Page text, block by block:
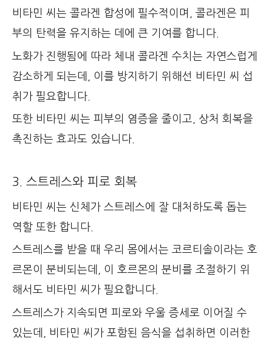
비타민 씨는 콜라겐 합성에 필수적이며, 콜라겐은 피
부의 탄력을 유지하는 데에 큰 기여를 합니다.
노화가 진행됨에 따라 체내 콜라겐 수치는 자연스럽게
감소하게 되는데, 이를 방지하기 위해선 비타민 씨 섭
취가 필요합니다.
또한 비타민 씨는 피부의 염증을 줄이고, 상처 회복을
촉진하는 효과도 있습니다.
3. 스트레스와 피로 회복
비타민 씨는 신체가 스트레스에 잘 대처하도록 돕는
역할 또한 합니다.
스트레스를 받을 때 우리 몸에서는 코르티솔이라는 호
르몬이 분비되는데, 이 호르몬의 분비를 조절하기 위
해서도 비타민 씨가 필요합니다.
스트레스가 지속되면 피로와 우울 증세로 이어질 수
있는데, 비타민 씨가 포함된 음식을 섭취하면 이러한